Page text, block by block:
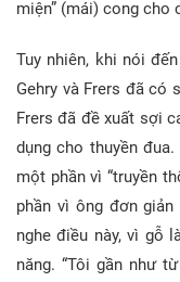
miện” (mái) cong cho
Tuy nhiên, khi nói
Gehry và Frers đã có
Frers đã đề xuất sợi
dụng cho thuyền
một phần vì “truyền
phần vì ông đơn
nghe điều này, vì gỗ
năng. “Tôi gần như